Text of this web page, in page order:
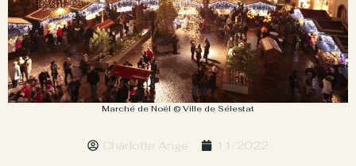
Marché de Noël © Ville de Sélestat
Charlotte Ange 11/2022